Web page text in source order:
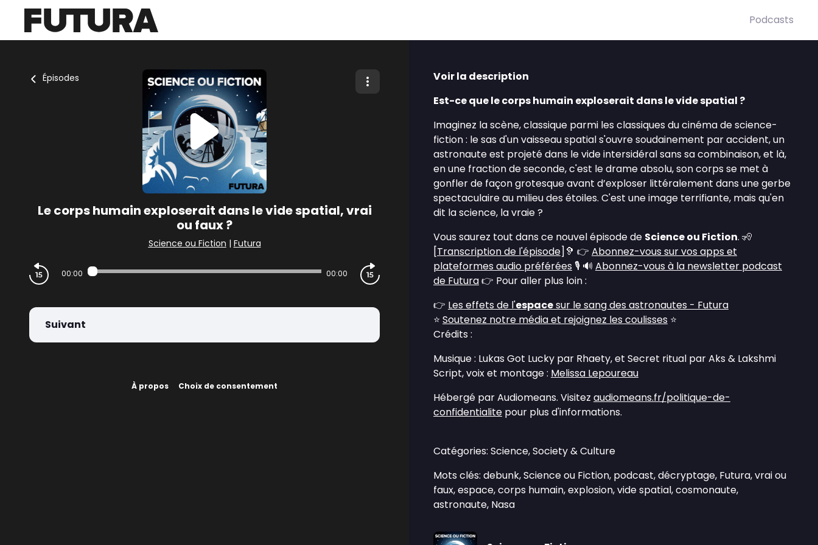
Podcasts
Épisodes
Le corps humain exploserait dans le vide spatial, vrai
ou faux ?
Science ou Fiction | Futura
00:00 00:00
Suivant
À propos Choix de consentement
Voir la description
Est-ce que le corps humain exploserait dans le vide spatial ?
Imaginez la scène, classique parmi les classiques du cinéma de science-
fiction : le sas d'un vaisseau spatial s'ouvre soudainement par accident, un
astronaute est projeté dans le vide intersidéral sans sa combinaison, et là,
en une fraction de seconde, c'est le drame absolu, son corps se met à
gonfler de façon grotesque avant d’exploser littéralement dans une gerbe
spectaculaire au milieu des étoiles. C'est une image terrifiante, mais qu'en
dit la science, la vraie ?
Vous saurez tout dans ce nouvel épisode de Science ou Fiction. 🧏
[Transcription de l'épisode]🦻 👉 Abonnez-vous sur vos apps et
plateformes audio préférées 🎙️ 🔊 Abonnez-vous à la newsletter podcast
de Futura👉 Pour aller plus loin :
👉 Les effets de l'espacesur le sang des astronautes - Futura
⭐ Soutenez notre média et rejoignez les coulisses ⭐
Crédits :
Musique : Lukas Got Lucky par Rhaety, et Secret ritual par Aks & Lakshmi
Script, voix et montage : Melissa Lepoureau
Hébergé par Audiomeans. Visitez audiomeans.fr/politique-de-
confidentialite pour plus d'informations.
Catégories: Science, Society & Culture
Mots clés: debunk, Science ou Fiction, podcast, décryptage, Futura, vrai ou
faux, espace, corps humain, explosion, vide spatial, cosmonaute,
astronaute, Nasa